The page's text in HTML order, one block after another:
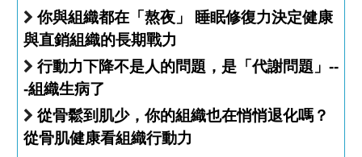
你與組織都在「熬夜」 睡眠修復力決定健康
與直銷組織的長期戰力
行動力下降不是人的問題，是「代謝問題」--
-組織生病了
從骨鬆到肌少，你的組織也在悄悄退化嗎？
從骨肌健康看組織行動力